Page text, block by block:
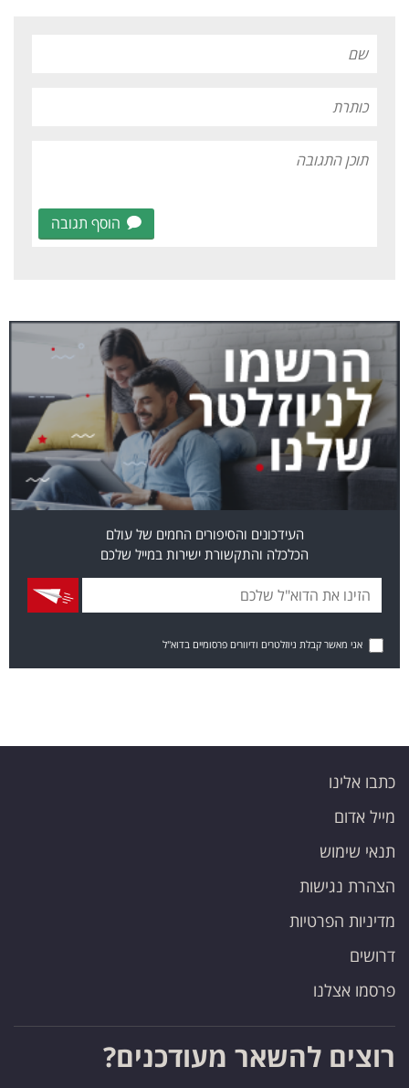
הוסף תגובה
העידכונים והסיפורים החמים של עולם
הכלכלה והתקשורת ישירות במייל שלכם
אני מאשר קבלת ניוזלטרים ודיוורים פרסומיים בדוא"ל
כתבו אלינו
מייל אדום
תנאי שימוש
הצהרת נגישות
מדיניות הפרטיות
דרושים
פרסמו אצלנו
רוצים להשאר מעודכנים?